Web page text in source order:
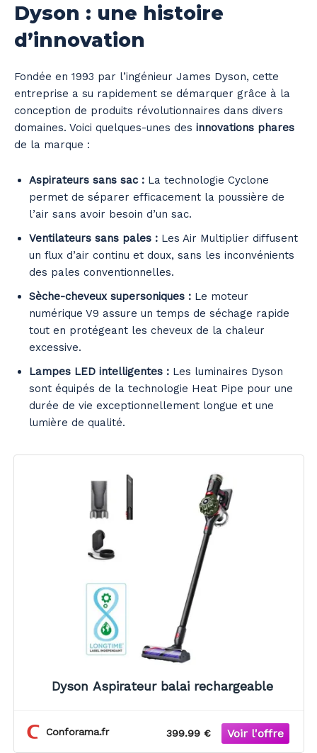
Dyson : une histoire
d’innovation
Fondée en 1993 par l’ingénieur James Dyson, cette
entreprise a su rapidement se démarquer grâce à la
conception de produits révolutionnaires dans divers
domaines. Voici quelques-unes des innovations phares
de la marque :
Aspirateurs sans sac : La technologie Cyclone
permet de séparer efficacement la poussière de
l’air sans avoir besoin d’un sac.
Ventilateurs sans pales : Les Air Multiplier diffusent
un flux d’air continu et doux, sans les inconvénients
des pales conventionnelles.
Sèche-cheveux supersoniques : Le moteur
numérique V9 assure un temps de séchage rapide
tout en protégeant les cheveux de la chaleur
excessive.
Lampes LED intelligentes : Les luminaires Dyson
sont équipés de la technologie Heat Pipe pour une
durée de vie exceptionnellement longue et une
lumière de qualité.
Dyson Aspirateur balai rechargeable
Conforama.fr 399.99 €